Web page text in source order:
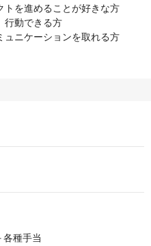
トを進めることが好きな方
行動できる方
ュニケーションを取れる方
各種手当